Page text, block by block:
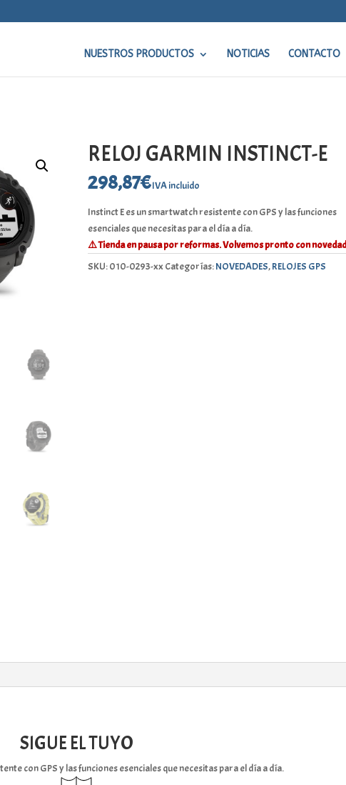
NUESTROS PRODUCTOS NOTICIAS CONTACTO
RELOJ GARMIN INSTINCT-E
298,87€IVA incluido
Instinct E es un smartwatch resistente con GPS y las funciones
esenciales que necesitas para el día a día.
⚠️ Tienda en pausa por reformas. Volvemos pronto con
SKU:010-0293-xx Categorías:NOVEDADES,RELOJES GPS
SIGUE EL TUYO
con GPS y las funciones esenciales que necesitas para el día a día.